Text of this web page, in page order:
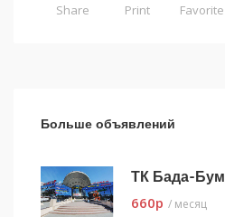
Share Print Favorite
Больше объявлений
ТК Бада-Бум
660p / месяц